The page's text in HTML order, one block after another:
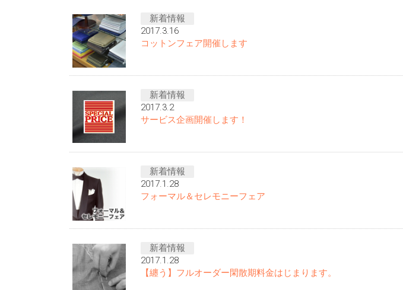
新着情報
2017.3.16
コットンフェア開催します
新着情報
2017.3.2
サービス企画開催します！
新着情報
2017.1.28
フォーマル＆セレモニーフェア
新着情報
2017.1.28
【纏う】フルオーダー閑散期料金はじまります。